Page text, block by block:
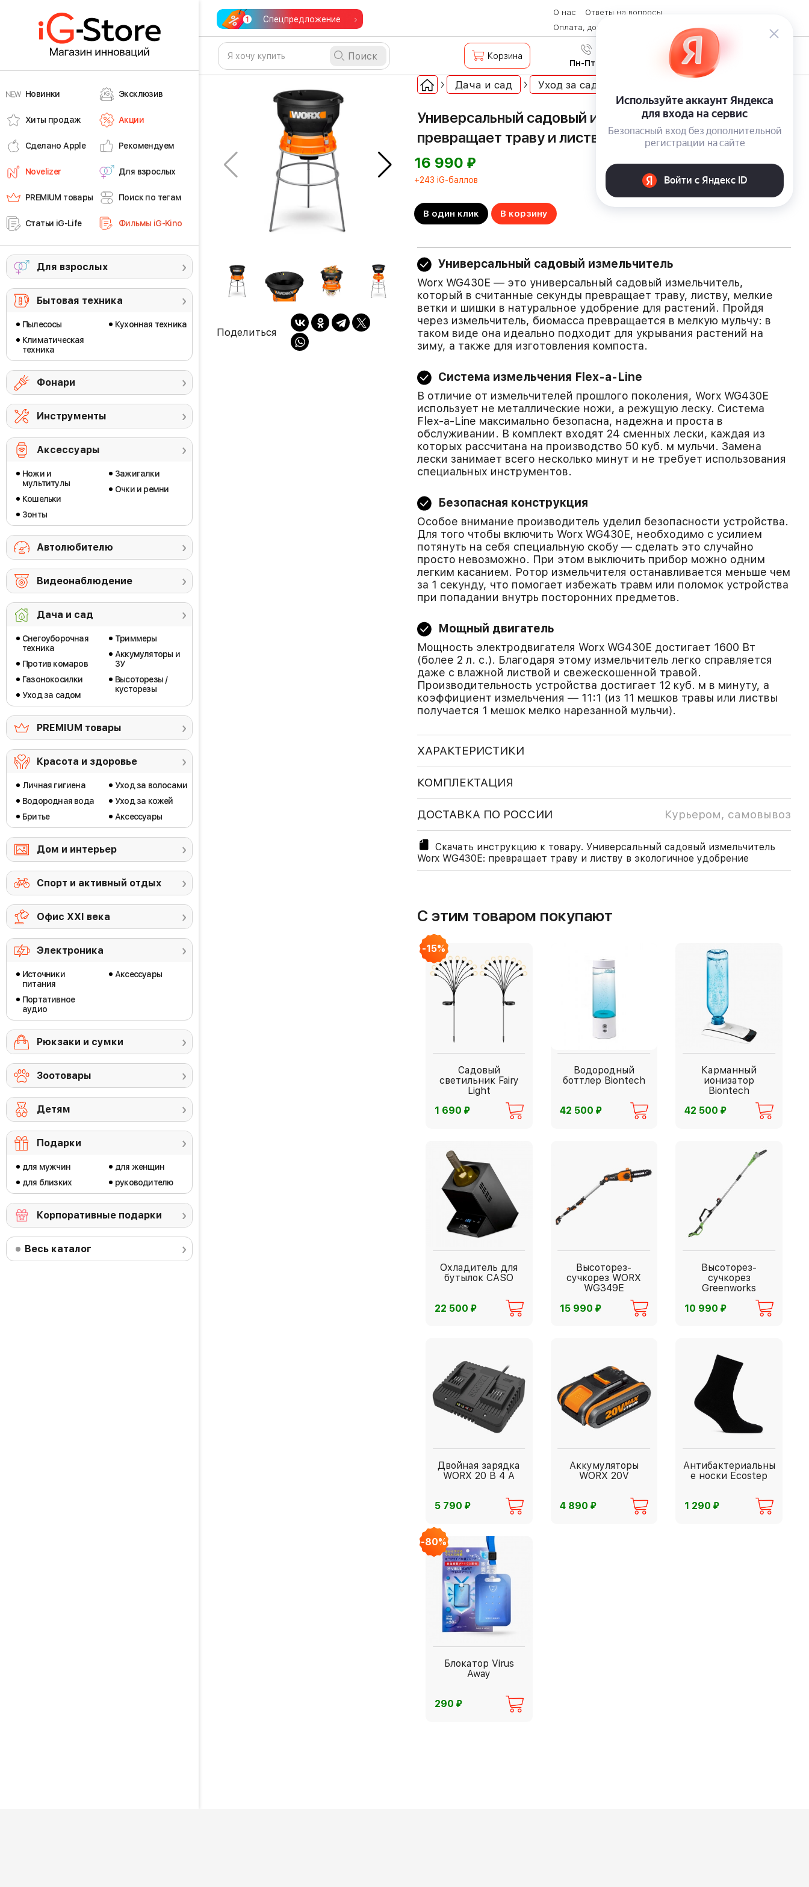
Новинки Эксклюзив
Хиты продаж Акции
Сделано Apple Рекомендуем
Novelizer Для взрослых
PREMIUM товары Поиск по тегам
Статьи iG-Life Фильмы iG-Kino
Для взрослых
Бытовая техника
Пылесосы
Климатическая
техника
Кухонная техника
Фонари
Инструменты
Аксессуары
Ножи и
мультитулы
Кошельки
Зонты
Зажигалки
Очки и ремни
Автолюбителю
Видеонаблюдение
Дача и сад
Снегоуборочная
техника
Против комаров
Газонокосилки
Уход за садом
Триммеры
Аккумуляторы и
ЗУ
Высоторезы /
кусторезы
PREMIUM товары
Красота и здоровье
Личная гигиена
Водородная вода
Бритье
Уход за волосами
Уход за кожей
Аксессуары
Дом и интерьер
Спорт и активный отдых
Офис ХХI века
Электроника
Источники
питания
Портативное
аудио
Аксессуары
Рюкзаки и сумки
Зоотовары
Детям
Подарки
для мужчин
для близких
для женщин
руководителю
Корпоративные подарки
Весь каталог
Спецпредложение
О нас
Ответы на вопросы
Оплата, доставка и возврат товара
Контакты
Поиск Корзина 8 (800) 600-28-07
Пн-Пт с 9:00 до 19:00
Поделиться
Дача и сад Уход за садом
Универсальный садовый измельчитель Worx WG430E:
превращает траву и листву в экологичное удобрение
16 990 ⃏
+243 iG-баллов
В один клик В корзину
Универсальный садовый измельчитель
Worx WG430E — это универсальный садовый измельчитель,
который в считанные секунды превращает траву, листву, мелкие
ветки и шишки в натуральное удобрение для растений. Пройдя
через измельчитель, биомасса превращается в мелкую мульчу: в
таком виде она идеально подходит для укрывания растений на
зиму, а также для изготовления компоста.
Система измельчения Flex-a-Line
В отличие от измельчителей прошлого поколения, Worx WG430E
использует не металлические ножи, а режущую леску. Система
Flex-a-Line максимально безопасна, надежна и проста в
обслуживании. В комплект входят 24 сменных лески, каждая из
которых рассчитана на производство 50 куб. м мульчи. Замена
лески занимает всего несколько минут и не требует использования
специальных инструментов.
Безопасная конструкция
Особое внимание производитель уделил безопасности устройства.
Для того чтобы включить Worx WG430E, необходимо с усилием
потянуть на себя специальную скобу — сделать это случайно
просто невозможно. При этом выключить прибор можно одним
легким касанием. Ротор измельчителя останавливается меньше чем
за 1 секунду, что помогает избежать травм или поломок устройства
при попадании внутрь посторонних предметов.
Мощный двигатель
Мощность электродвигателя Worx WG430E достигает 1600 Вт
(более 2 л. с.). Благодаря этому измельчитель легко справляется
даже с влажной листвой и свежескошенной травой.
Производительность устройства достигает 12 куб. м в минуту, а
коэффициент измельчения — 11:1 (из 11 мешков травы или листвы
получается 1 мешок мелко нарезанной мульчи).
ХАРАКТЕРИСТИКИ
КОМПЛЕКТАЦИЯ
ДОСТАВКА ПО РОССИИ Курьером, самовывоз
Скачать инструкцию к товару. Универсальный садовый измельчитель
Worx WG430E: превращает траву и листву в экологичное удобрение
С этим товаром покупают
-15%
Садовый
светильник Fairy
Light
1 690 ⃏
Водородный
боттлер Biontech
42 500 ⃏
Карманный
ионизатор
Biontech
42 500⃏
Охладитель для
бутылок CASO
22 500 ⃏
Высоторез-
сучкорез WORX
WG349E
15 990 ⃏
Высоторез-
сучкорез
Greenworks
10 990⃏
Двойная зарядка
WORX 20 В 4 А
5 790 ⃏
Аккумуляторы
WORX 20V
4 890 ⃏
Антибактериальны
е носки Ecostep
1 290⃏
-80%
Блокатор Virus
Away
290 ⃏